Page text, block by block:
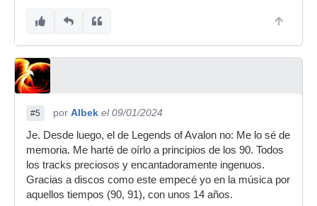
#5 por Albek el 09/01/2024
Je. Desde luego, el de Legends of Avalon no: Me lo sé de
memoria. Me harté de oírlo a principios de los 90. Todos
los tracks preciosos y encantadoramente ingenuos.
Gracias a discos como este empecé yo en la música por
aquellos tiempos (90, 91), con unos 14 años.